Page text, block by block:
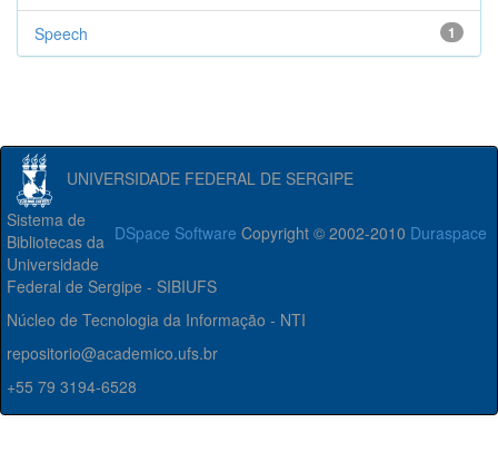
1
Speech
UNIVERSIDADE FEDERAL DE SERGIPE
DSpace Software Copyright © 2002-2010 Duraspace
Sistema de
Bibliotecas da
Universidade
Federal de Sergipe - SIBIUFS
Núcleo de Tecnologia da Informação - NTI
repositorio@academico.ufs.br
+55 79 3194-6528